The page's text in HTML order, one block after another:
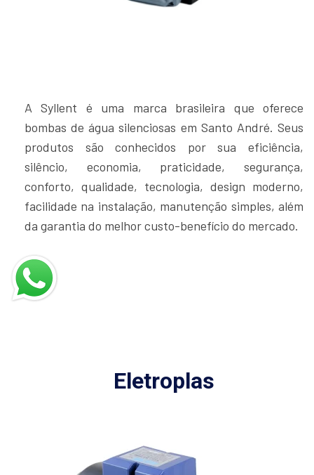
A Syllent é uma marca brasileira que oferece
bombas de água silenciosas em Santo André. Seus
produtos são conhecidos por sua eficiência,
silêncio, economia, praticidade, segurança,
conforto, qualidade, tecnologia, design moderno,
facilidade na instalação, manutenção simples, além
da garantia do melhor custo-benefício do mercado.
Eletroplas